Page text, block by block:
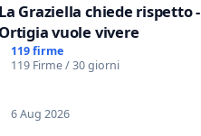
La Graziella chiede rispetto -
Ortigia vuole vivere
119 firme
119 Firme / 30 giorni
6 Aug 2026